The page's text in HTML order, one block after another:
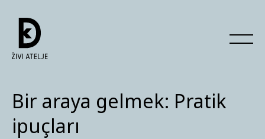
Bir araya gelmek: Pratik
ipuçları